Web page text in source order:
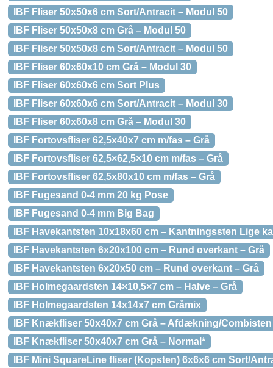
IBF Fliser 50x50x6 cm Sort/Antracit – Modul 50
IBF Fliser 50x50x8 cm Grå – Modul 50
IBF Fliser 50x50x8 cm Sort/Antracit – Modul 50
IBF Fliser 60x60x10 cm Grå – Modul 30
IBF Fliser 60x60x6 cm Sort Plus
IBF Fliser 60x60x6 cm Sort/Antracit – Modul 30
IBF Fliser 60x60x8 cm Grå – Modul 30
IBF Fortovsfliser 62,5x40x7 cm m/fas – Grå
IBF Fortovsfliser 62,5×62,5×10 cm m/fas – Grå
IBF Fortovsfliser 62,5x80x10 cm m/fas – Grå
IBF Fugesand 0-4 mm 20 kg Pose
IBF Fugesand 0-4 mm Big Bag
IBF Havekantsten 10x18x60 cm – Kantningssten Lige
IBF Havekantsten 6x20x100 cm – Rund overkant – Grå
IBF Havekantsten 6x20x50 cm – Rund overkant – Grå
IBF Holmegaardsten 14×10,5×7 cm – Halve – Grå
IBF Holmegaardsten 14x14x7 cm Gråmix
IBF Knækfliser 50x40x7 cm Grå – Afdækning/Combisten
IBF Knækfliser 50x40x7 cm Grå – Normal*
IBF Mini SquareLine fliser (Kopsten) 6x6x6 cm Sort/